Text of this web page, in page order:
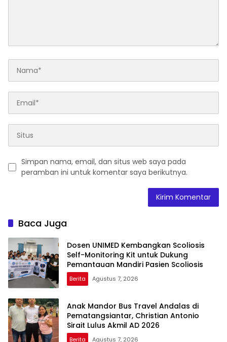
Simpan nama, email, dan situs web saya pada
peramban ini untuk komentar saya berikutnya.
Baca Juga
Dosen UNIMED Kembangkan Scoliosis
Self-Monitoring Kit untuk Dukung
Pemantauan Mandiri Pasien Scoliosis
Berita Agustus 7, 2026
Anak Mandor Bus Travel Andalas di
Pematangsiantar, Christian Antonio
Sirait Lulus Akmil AD 2026
Berita Agustus 7, 2026